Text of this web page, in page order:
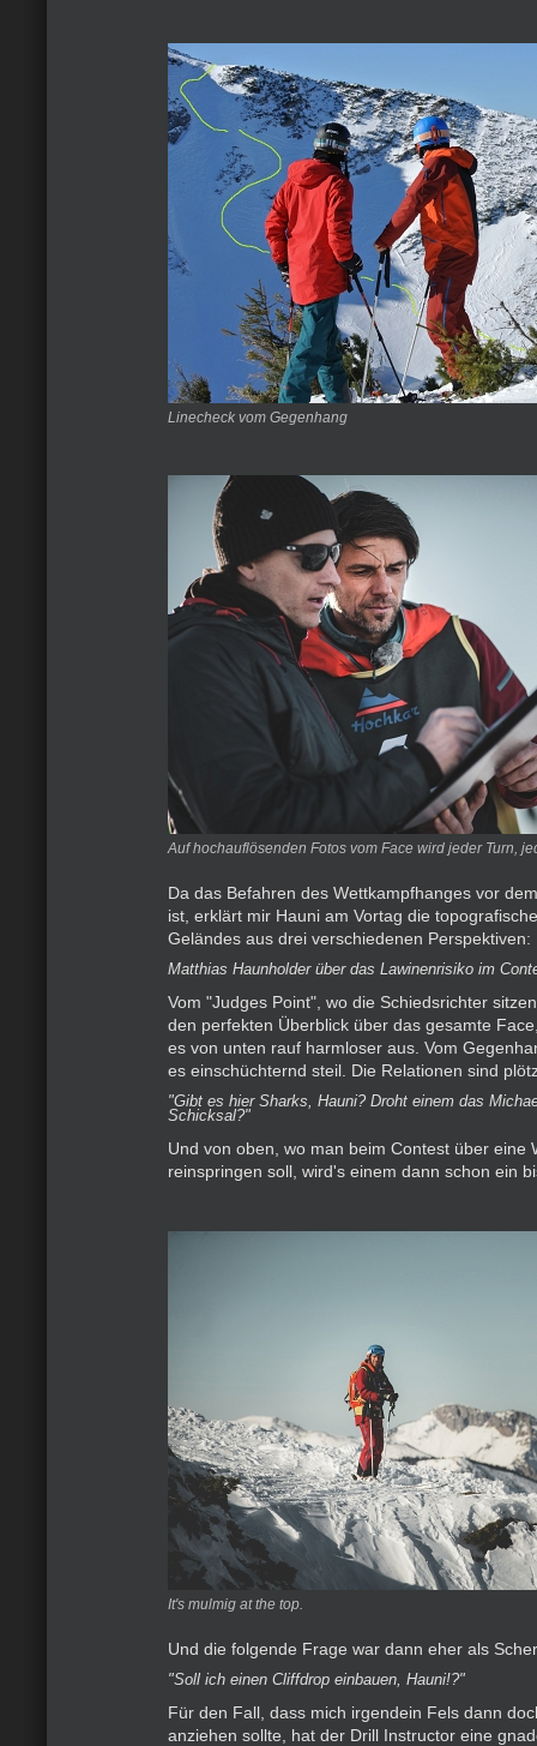
Linecheck vom Gegenhang
Auf hochauflösenden Fotos vom Face wird jeder Turn,
Da das Befahren des Wettkampfhanges vor
ist, erklärt mir Hauni am Vortag die
Geländes aus drei verschiedenen Perspektiven:
Matthias Haunholder über das Lawinenrisiko im
Vom "Judges Point", wo die Schiedsrichter
den perfekten Überblick über das gesamte
es von unten rauf harmloser aus. Vom
es einschüchternd steil. Die Relationen sind
"Gibt es hier Sharks, Hauni? Droht einem das
Schicksal?"
Und von oben, wo man beim Contest über eine
reinspringen soll, wird's einem dann schon ein
It's mulmig at the top.
Und die folgende Frage war dann eher als
"Soll ich einen Cliffdrop einbauen, Hauni!?"
Für den Fall, dass mich irgendein Fels dann
anziehen sollte, hat der Drill Instructor eine